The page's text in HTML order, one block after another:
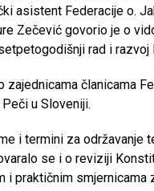
asistent Federacije o.
Zečević govorio je o
rad i
članicama
u Sloveniji.
i termini za održavanje
se i o reviziji
i praktičnim smjernicama